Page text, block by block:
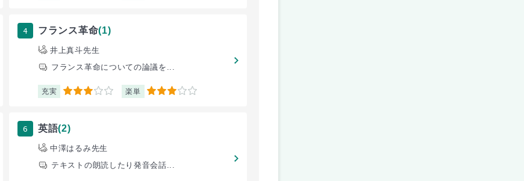
4 フランス革命(1)
井上真斗先生
フランス革命についての論議を...
充実 3 楽単 3
6 英語(2)
中澤はるみ先生
テキストの朗読したり発音会話...